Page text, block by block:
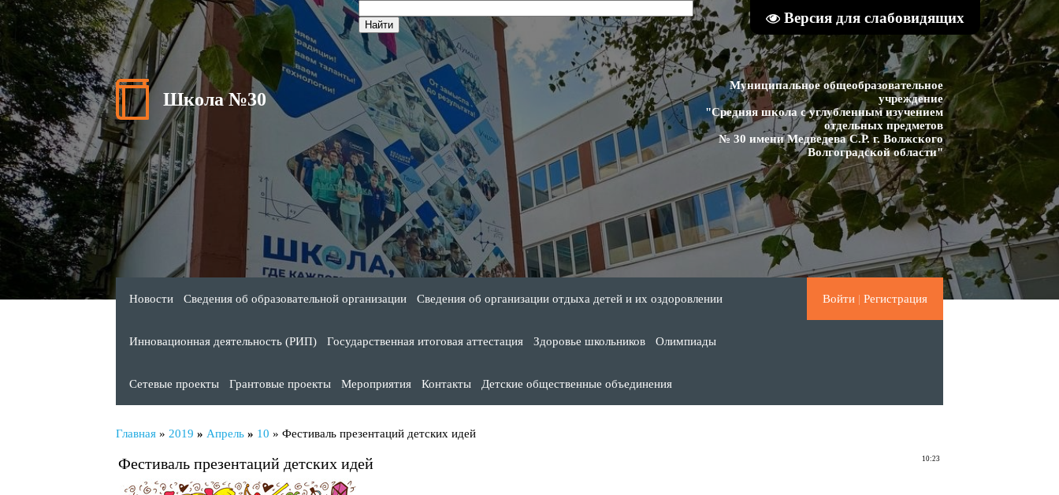
Версия для слабовидящих
Школа №30
Муниципальное общеобразовательное
учреждение
"Средняя школа с углубленным изучением
отдельных предметов
№ 30 имени Медведева С.Р. г. Волжского
Волгоградской области"
Войти | Регистрация
Новости Сведения об образовательной организации Сведения об организации отдыха детей и их оздоровлении
Инновационная деятельность (РИП) Государственная итоговая аттестация Здоровье школьников Олимпиады
Сетевые проекты Грантовые проекты Мероприятия Контакты Детские общественные объединения
Главная » 2019 » Апрель » 10 » Фестиваль презентаций детских идей
10:23
Фестиваль презентаций детских идей